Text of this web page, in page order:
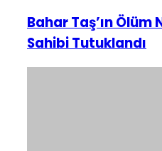
Bahar Taş’ın Ölüm
Sahibi Tutuklandı